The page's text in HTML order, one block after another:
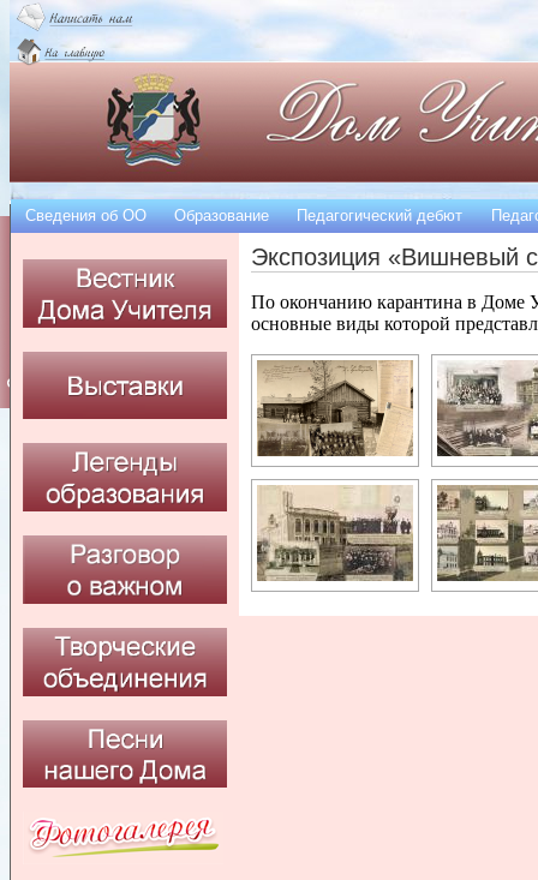
Экспозиция «Вишневый
По окончанию карантина в Доме
основные виды которой
Сведения об OO Образование Педагогический дебют